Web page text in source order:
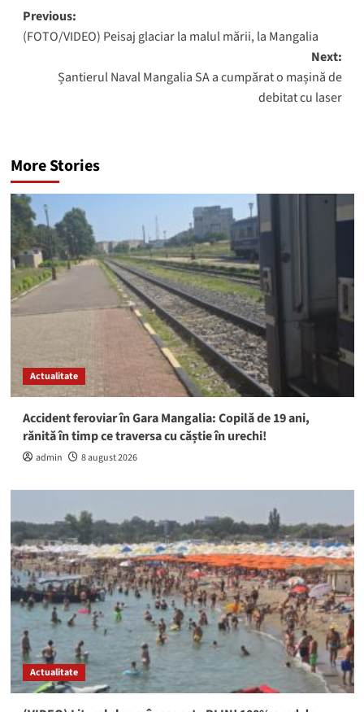
Post
navigation
Previous:
(FOTO/VIDEO) Peisaj glaciar la malul mării, la Mangalia
Next:
Șantierul Naval Mangalia SA a cumpărat o mașină de
debitat cu laser
More Stories
Actualitate
Accident feroviar în Gara Mangalia: Copilă de 19 ani,
rănită în timp ce traversa cu căștie în urechi!
admin 8 august 2026
Actualitate